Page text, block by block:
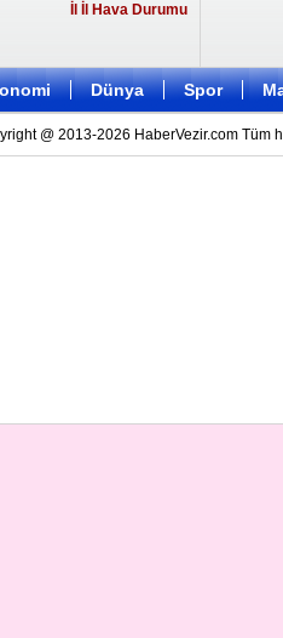
İl İl Hava Durumu
Dünya Spor
@ 2013-2026 HaberVezir.com Tüm